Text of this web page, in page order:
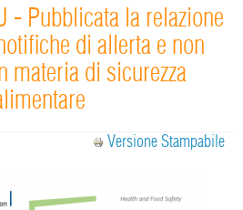
- Pubblicata la relazione
di allerta e non
materia di sicurezza
Versione Stampabile